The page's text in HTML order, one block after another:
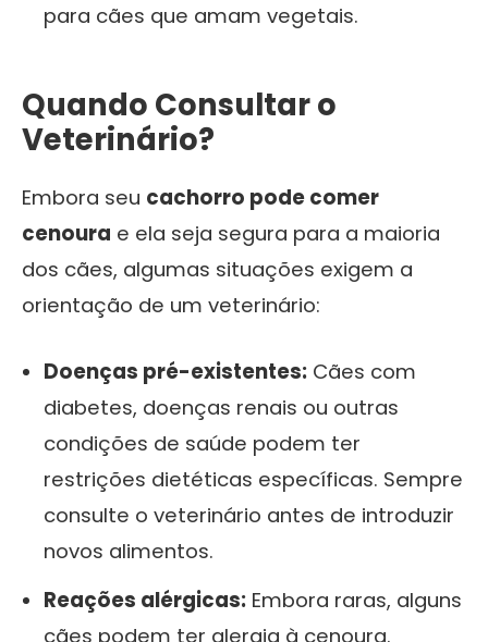
para cães que amam vegetais.
Quando Consultar o
Veterinário?
Embora seu cachorro pode comer
cenoura e ela seja segura para a maioria
dos cães, algumas situações exigem a
orientação de um veterinário:
Doenças pré-existentes: Cães com
diabetes, doenças renais ou outras
condições de saúde podem ter
restrições dietéticas específicas. Sempre
consulte o veterinário antes de introduzir
novos alimentos.
Reações alérgicas: Embora raras, alguns
cães podem ter alergia à cenoura.